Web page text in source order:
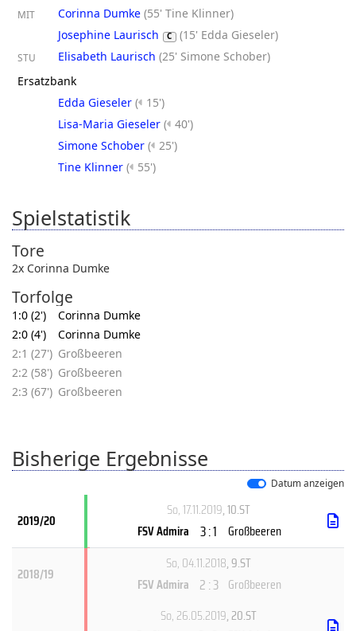
MIT Corinna Dumke (55' Tine Klinner)
Josephine Laurisch
C (15' Edda Gieseler)
STU Elisabeth Laurisch (25' Simone Schober)
Ersatzbank
Edda Gieseler ( 15')
Lisa-Maria Gieseler ( 40')
Simone Schober ( 25')
Tine Klinner ( 55')
Spielstatistik
Tore
2x Corinna Dumke
Torfolge
1:0 (2')
Corinna Dumke
2:0 (4')
Corinna Dumke
2:1 (27') Großbeeren
2:2 (58') Großbeeren
2:3 (67') Großbeeren
Bisherige Ergebnisse
Datum anzeigen
2019/20
So, 17.11.2019, 10.ST
FSV Admira 3 : 1 Großbeeren
2018/19
So, 04.11.2018, 9.ST
FSV Admira 2 : 3 Großbeeren
So, 26.05.2019, 20.ST